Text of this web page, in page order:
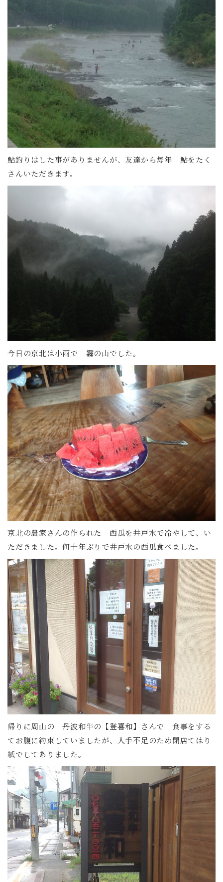
鮎釣りはした事がありませんが、友達から毎年 鮎をたく
さんいただきます。
今日の京北は小雨で 霧の山でした。
京北の農家さんの作られた 西瓜を井戸水で冷やして、い
ただきました。何十年ぶりで井戸水の西瓜食べました。
帰りに周山の 丹波和牛の【登喜和】さんで 食事をする
てお腹に約束していましたが、人手不足のため閉店てはり
紙でしてありました。